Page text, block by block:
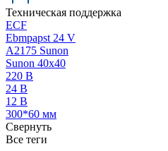
Техническая поддержка
ECF
Ebmpapst 24 V
A2175 Sunon
Sunon 40x40
220 В
24 В
12 В
300*60 мм
Свернуть
Все теги